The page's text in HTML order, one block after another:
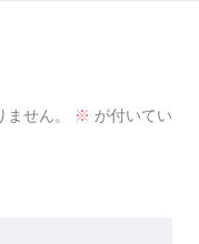
せん。 ※ が付いてい